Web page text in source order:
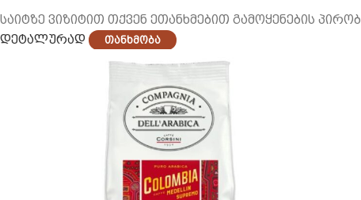
საიტზე ვიზიტით თქვენ ეთანხმებით გამოყენების
დეტალურად
Თანხმობა